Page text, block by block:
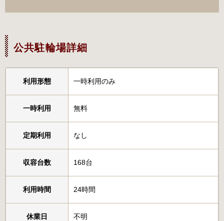
公共駐輪場詳細
利用形態 一時利用のみ
一時利用 無料
定期利用 なし
収容台数 168台
利用時間 24時間
休業日 不明